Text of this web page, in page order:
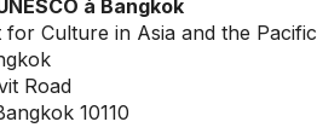
à Bangkok
for Culture in Asia and the Pacific
Road
10110